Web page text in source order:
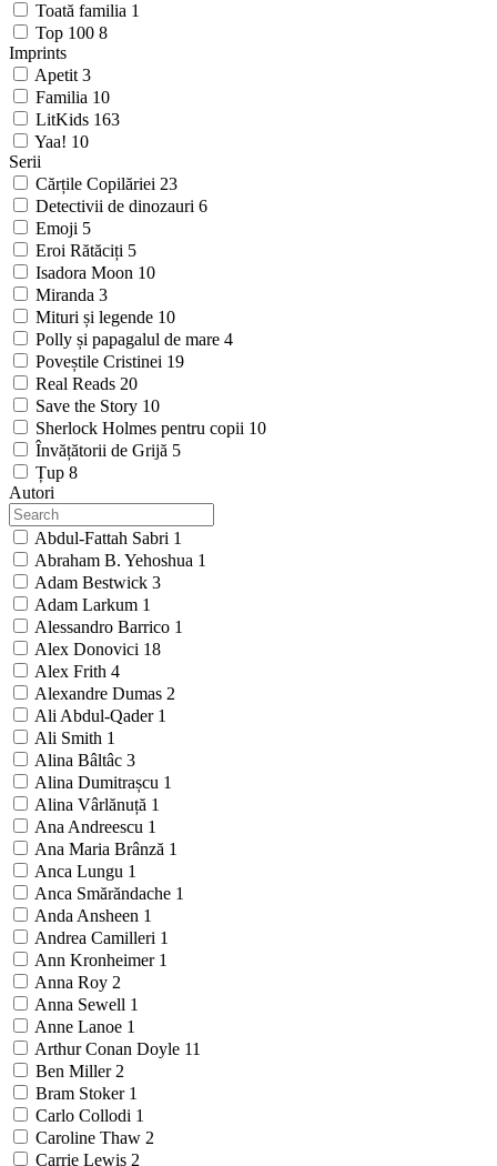
Toată familia 1
Top 100 8
Imprints
Apetit 3
Familia 10
LitKids 163
Yaa! 10
Serii
Cărțile Copilăriei 23
Detectivii de dinozauri 6
Emoji 5
Eroi Rătăciți 5
Isadora Moon 10
Miranda 3
Mituri și legende 10
Polly și papagalul de mare 4
Poveștile Cristinei 19
Real Reads 20
Save the Story 10
Sherlock Holmes pentru copii 10
Învățătorii de Grijă 5
Țup 8
Autori
Abdul-Fattah Sabri 1
Abraham B. Yehoshua 1
Adam Bestwick 3
Adam Larkum 1
Alessandro Barrico 1
Alex Donovici 18
Alex Frith 4
Alexandre Dumas 2
Ali Abdul-Qader 1
Ali Smith 1
Alina Bâltâc 3
Alina Dumitrașcu 1
Alina Vârlănuță 1
Ana Andreescu 1
Ana Maria Brânză 1
Anca Lungu 1
Anca Smărăndache 1
Anda Ansheen 1
Andrea Camilleri 1
Ann Kronheimer 1
Anna Roy 2
Anna Sewell 1
Anne Lanoe 1
Arthur Conan Doyle 11
Ben Miller 2
Bram Stoker 1
Carlo Collodi 1
Caroline Thaw 2
Carrie Lewis 2